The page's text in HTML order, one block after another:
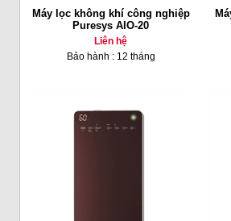
Máy lọc không khí công nghiệp
Puresys AIO-20
Liên hệ
Bảo hành : 12 tháng